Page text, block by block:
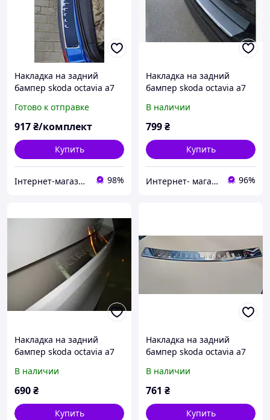
Накладка на задний
бампер skoda octavia a7
загибом. нерж.
Готово к отправке
917₴/комплект
Купить
Інтернет-магазин "Mixtuning" 98%
Накладка на задний
бампер skoda octavia a7
логотипом, с загибом.
нерж.
В наличии
799₴
Купить
Интернет- магазин Avtotuning 96%
Накладка на задний
бампер skoda octavia a7
логотипом, без загиба.
нерж.
В наличии
690₴
Купить
Накладка на задний
бампер skoda octavia a7
загибом. нерж. Турция
В наличии
761 ₴
Купить